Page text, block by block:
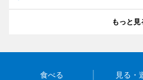
もっと見
食べる 見る・